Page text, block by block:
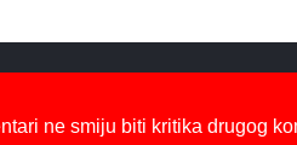
ne smiju biti kritika drugog